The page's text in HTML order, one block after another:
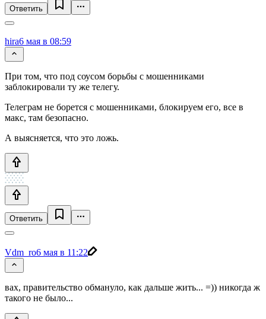
Ответить
hira6 мая в 08:59
При том, что под соусом борьбы с мошенниками
заблокировали ту же телегу.
Телеграм не борется с мошенниками, блокируем его, все в
макс, там безопасно.
А выясняется, что это ложь.
Ответить
Vdm_ro6 мая в 11:22
вах, правительство обмануло, как дальше жить... =)) никогда ж
такого не было...